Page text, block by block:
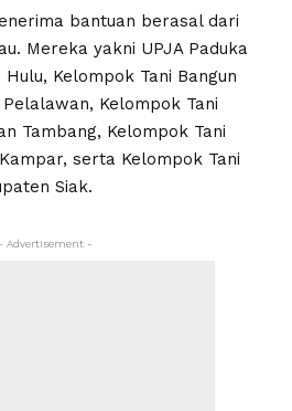
bantuan berasal dari
Mereka yakni UPJA Paduka
Kelompok Tani Bangun
Kelompok Tani
Tambang, Kelompok Tani
serta Kelompok Tani
Siak.
- Advertisement -